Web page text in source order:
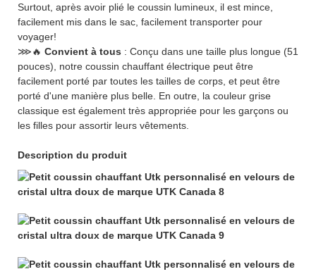
Surtout, après avoir plié le coussin lumineux, il est mince,
facilement mis dans le sac, facilement transporter pour
voyager!
⋙🔥 Convient à tous : Conçu dans une taille plus longue (51
pouces), notre coussin chauffant électrique peut être
facilement porté par toutes les tailles de corps, et peut être
porté d'une manière plus belle. En outre, la couleur grise
classique est également très appropriée pour les garçons ou
les filles pour assortir leurs vêtements.
Description du produit